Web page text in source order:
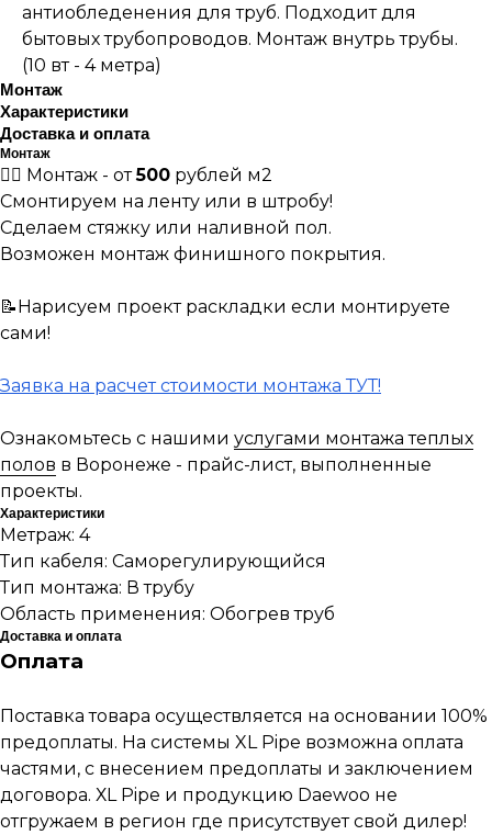
антиобледенения для труб. Подходит для
бытовых трубопроводов. Монтаж внутрь трубы.
(10 вт - 4 метра)
Монтаж
Характеристики
Доставка и оплата
Монтаж
👷‍♀️ Монтаж - от500 рублей м2
Смонтируем на ленту или в штробу!
Сделаем стяжку или наливной пол.
Возможен монтаж финишного покрытия.
📝Нарисуем проект раскладки если монтируете
сами!
Заявка на расчет стоимости монтажа ТУТ!
Ознакомьтесь с нашими услугами монтажа теплых
полов в Воронеже - прайс-лист, выполненные
проекты.
Характеристики
Метраж: 4
Тип кабеля: Саморегулирующийся
Тип монтажа: В трубу
Область применения: Обогрев труб
Доставка и оплата
Оплата
Поставка товара осуществляется на основании 100%
предоплаты. На системы XL Pipe возможна оплата
частями, с внесением предоплаты и заключением
договора. ХL Pipe и продукцию Daewoo не
отгружаем в регион где присутствует свой дилер!
Наши работы
по монтажутеплых
полов